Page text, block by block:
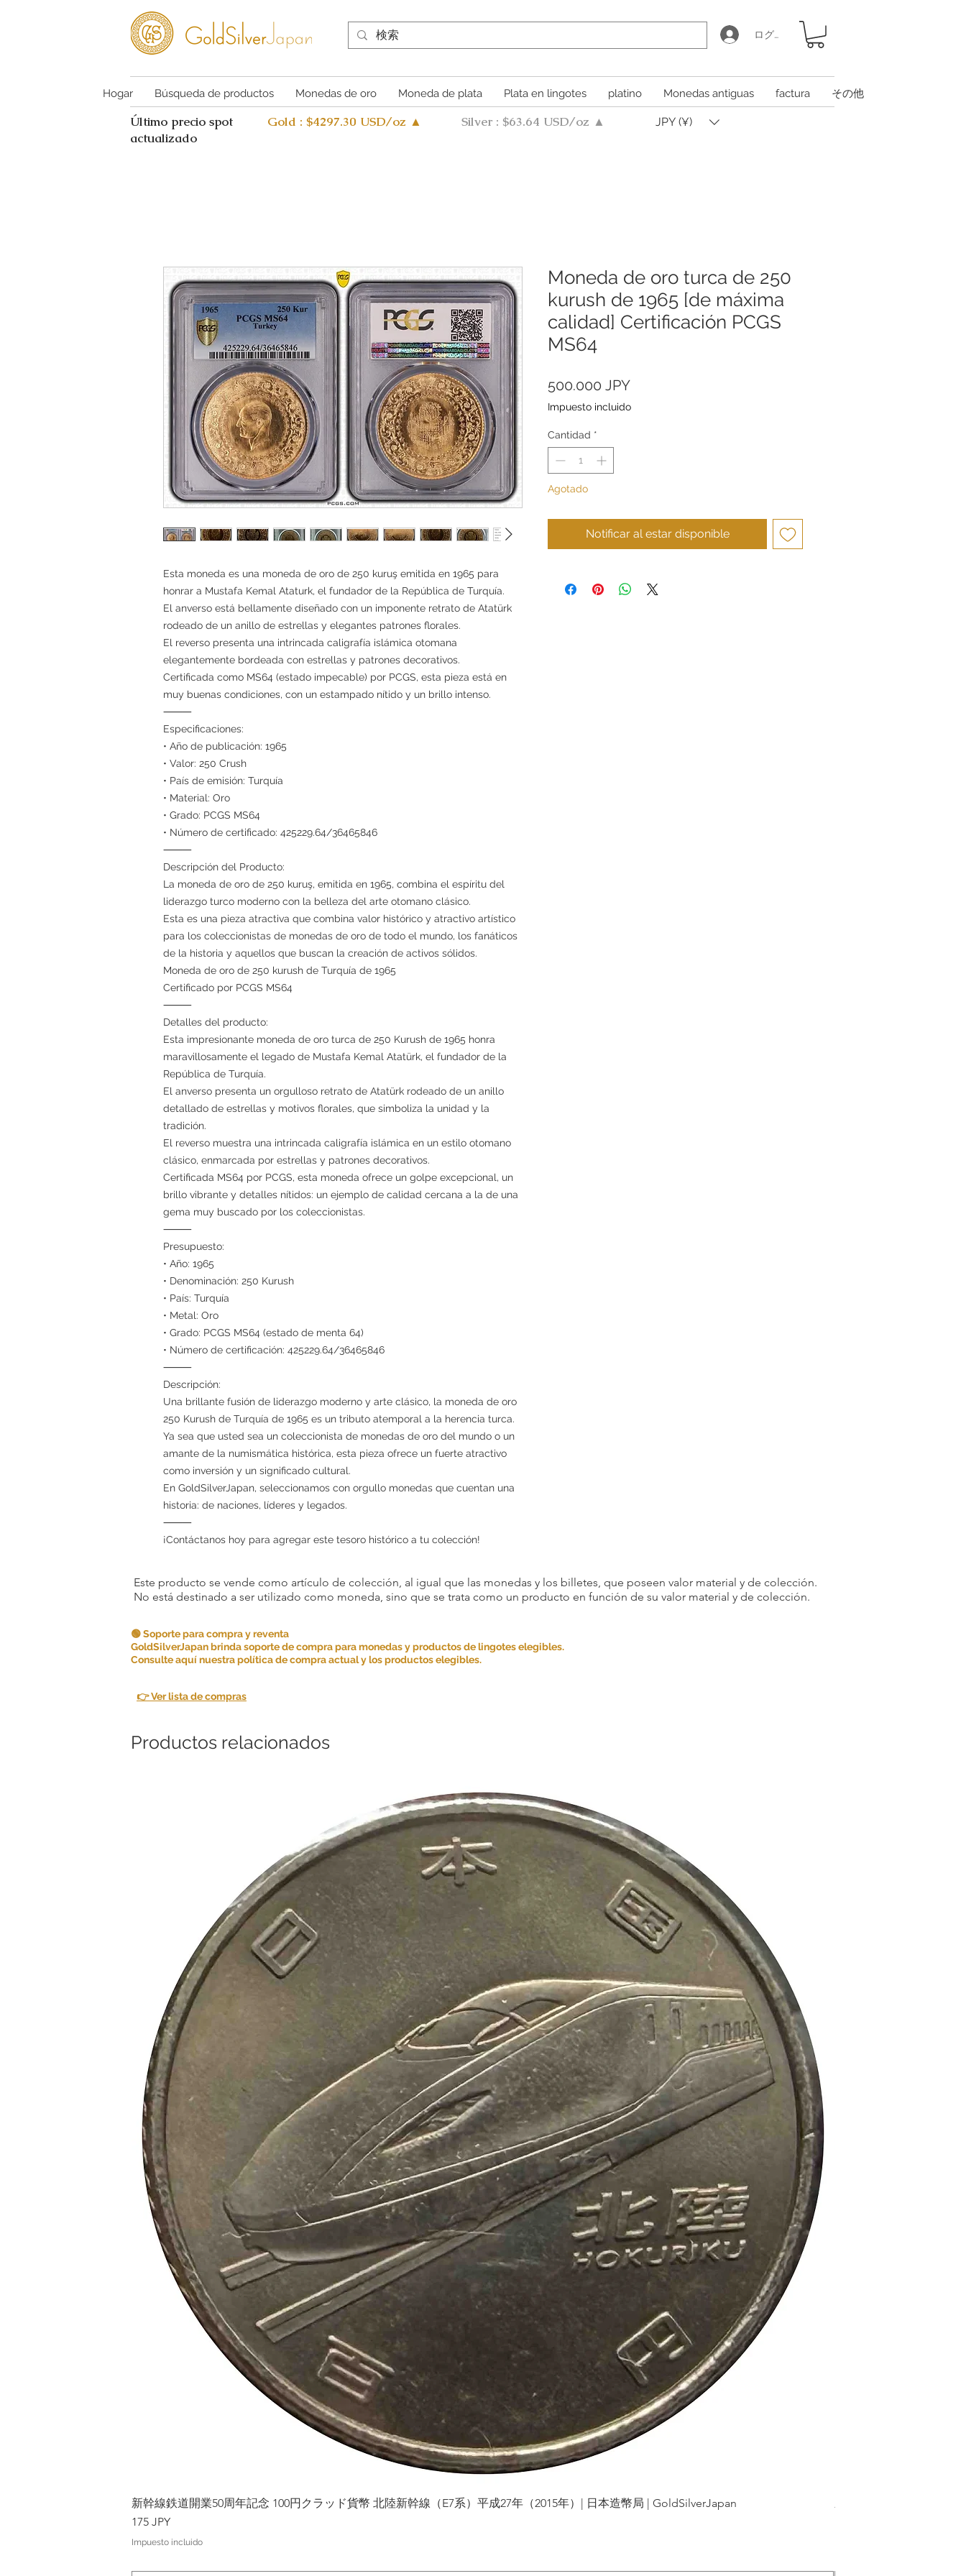
ログイン
Hogar Búsqueda de productos Monedas de oro Moneda de plata Plata en lingotes platino Monedas antiguas factura その他
Último precio spot
actualizado
Gold : $4297.30 USD/oz ▲ Silver : $63.64 USD/oz ▲ JPY (¥)
Esta moneda es una moneda de oro de 250 kuruş emitida en 1965 para
honrar a Mustafa Kemal Ataturk, el fundador de la República de Turquía.
El anverso está bellamente diseñado con un imponente retrato de Atatürk
rodeado de un anillo de estrellas y elegantes patrones florales.
El reverso presenta una intrincada caligrafía islámica otomana
elegantemente bordeada con estrellas y patrones decorativos.
Certificada como MS64 (estado impecable) por PCGS, esta pieza está en
muy buenas condiciones, con un estampado nítido y un brillo intenso.
⸻
Especificaciones:
• Año de publicación: 1965
• Valor: 250 Crush
• País de emisión: Turquía
• Material: Oro
• Grado: PCGS MS64
• Número de certificado: 425229.64/36465846
⸻
Descripción del Producto:
La moneda de oro de 250 kuruş, emitida en 1965, combina el espíritu del
liderazgo turco moderno con la belleza del arte otomano clásico.
Esta es una pieza atractiva que combina valor histórico y atractivo artístico
para los coleccionistas de monedas de oro de todo el mundo, los fanáticos
de la historia y aquellos que buscan la creación de activos sólidos.
Moneda de oro de 250 kurush de Turquía de 1965
Certificado por PCGS MS64
⸻
Detalles del producto:
Esta impresionante moneda de oro turca de 250 Kurush de 1965 honra
maravillosamente el legado de Mustafa Kemal Atatürk, el fundador de la
República de Turquía.
El anverso presenta un orgulloso retrato de Atatürk rodeado de un anillo
detallado de estrellas y motivos florales, que simboliza la unidad y la
tradición.
El reverso muestra una intrincada caligrafía islámica en un estilo otomano
clásico, enmarcada por estrellas y patrones decorativos.
Certificada MS64 por PCGS, esta moneda ofrece un golpe excepcional, un
brillo vibrante y detalles nítidos: un ejemplo de calidad cercana a la de una
gema muy buscado por los coleccionistas.
⸻
Presupuesto:
• Año: 1965
• Denominación: 250 Kurush
• País: Turquía
• Metal: Oro
• Grado: PCGS MS64 (estado de menta 64)
• Número de certificación: 425229.64/36465846
⸻
Descripción:
Una brillante fusión de liderazgo moderno y arte clásico, la moneda de oro
250 Kurush de Turquía de 1965 es un tributo atemporal a la herencia turca.
Ya sea que usted sea un coleccionista de monedas de oro del mundo o un
amante de la numismática histórica, esta pieza ofrece un fuerte atractivo
como inversión y un significado cultural.
En GoldSilverJapan, seleccionamos con orgullo monedas que cuentan una
historia: de naciones, líderes y legados.
⸻
¡Contáctanos hoy para agregar este tesoro histórico a tu colección!
Moneda de oro turca de 250
kurush de 1965 [de máxima
calidad] Certificación PCGS
MS64
500.000 JPYPrecio
Impuesto incluido
Cantidad *
Agotado
Notificar al estar disponible
Este producto se vende como artículo de colección, al igual que las monedas y los billetes, que poseen valor material y de colección.
No está destinado a ser utilizado como moneda, sino que se trata como un producto en función de su valor material y de colección.
🟢 Soporte para compra y reventa
GoldSilverJapan brinda soporte de compra para monedas y productos de lingotes elegibles.
Consulte aquí nuestra política de compra actual y los productos elegibles.
👉 Ver lista de compras
Productos relacionados
Vista rápida
新幹線鉄道開業50周年記念 100円クラッド貨幣 北陸新幹線（E7系）平成27年（2015年）| 日本造幣局 | GoldSilverJapan
Precio
175 JPY
Impuesto incluido